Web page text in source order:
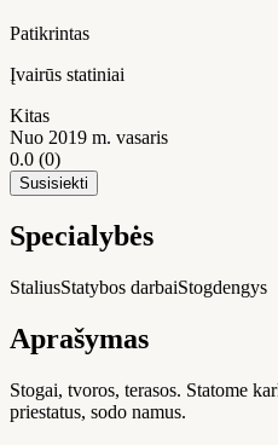
Patikrintas
Įvairūs statiniai
Kitas
Nuo 2019 m. vasaris
0.0 (0)
Susisiekti
Specialybės
StaliusStatybos darbaiStogdengys
Aprašymas
Stogai, tvoros, terasos. Statome
priestatus, sodo namus.